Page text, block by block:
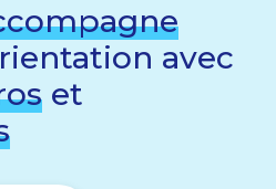
avec
et